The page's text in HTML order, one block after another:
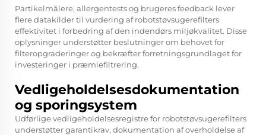
Partikelmålere, allergentests og brugeres feedback lever
flere datakilder til vurdering af robotstøvsugerefilters
effektivitet i forbedring af den indendørs miljøkvalitet. Disse
oplysninger understøtter beslutninger om behovet for
filteropgraderinger og bekræfter forretningsgrundlaget for
investeringer i præmiefiltrering.
Vedligeholdelsesdokumentation
og sporingsystem
Udførlige vedligeholdelsesregistre for robotstøvsugerefilters
understøtter garantikrav, dokumentation af overholdelse af